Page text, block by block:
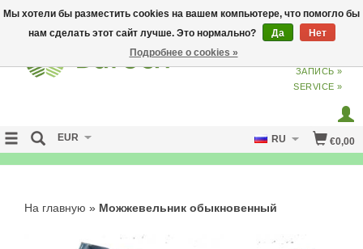
ВХОДИЗ
ЗАПИСЬ »
SERVICE »
€0,00
EUR RU
На главную » Можжевельник обыкновенный
Мы хотели бы разместить cookies на вашем компьютере, что помогло бы
нам сделать этот сайт лучше. Это нормально?
Да
Нет
Подробнее о cookies »